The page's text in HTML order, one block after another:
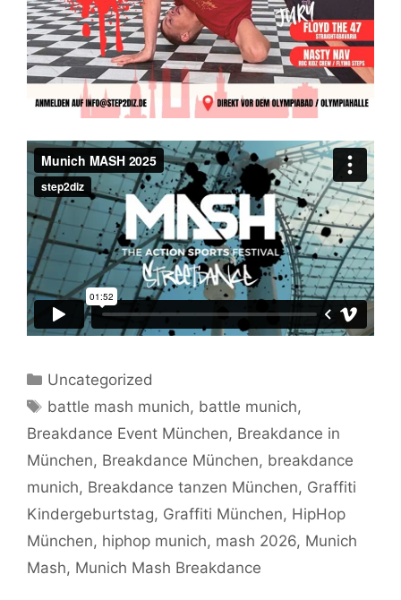
Kategorien
Uncategorized
Schlagwörter
battle mash munich, battle munich,
Breakdance Event München, Breakdance in
München, Breakdance München, breakdance
munich, Breakdance tanzen München, Graffiti
Kindergeburtstag, Graffiti München, HipHop
München, hiphop munich, mash 2026, Munich
Mash, Munich Mash Breakdance